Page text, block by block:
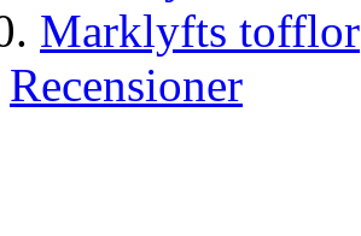
Marklyfts tofflor
Recensioner